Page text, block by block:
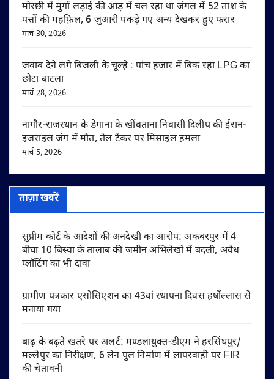
मोरछी में मुर्गा लड़ाई की आड़ में चल रहा था जंगल में 52 ताश के
पत्तों की महफ़िल, 6 जुआरी पकड़े गए अन्य देखकर हुए फरार
मार्च 30, 2026
जवाब देने लगे बिजली के चूल्हे : पांच हजार में बिक रहा LPG का
छोटा बाटला
मार्च 28, 2026
नागौर-राजस्थान के डेगाना के खींवताना निवासी दिलीप की ईरान-
इजराइल जंग में मौत, तेल टैंकर पर मिसाइल हमला
मार्च 5, 2026
ताज़ा खबरें
सुप्रीम कोर्ट के आदेशों की अनदेखी का आरोप: अकबरपुर में 4
बीघा 10 बिस्वा के तालाब की जमीन अभिलेखों में बदली, अवैध
प्लॉटिंग का भी दावा
ग्रामीण पत्रकार एसोसिएशन का 43वां स्थापना दिवस हर्षोल्लास से
मनाया गया
बाढ़ के बढ़ते खतरे पर अलर्ट: मण्डलायुक्त-डीएम ने हरसिंघपुर/
मल्लेपुर का निरीक्षण, 6 लेन पुल निर्माण में लापरवाही पर FIR
की चेतावनी